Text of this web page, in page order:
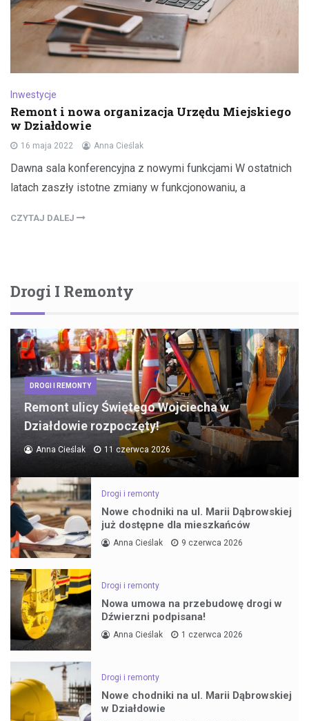
Inwestycje
Remont i nowa organizacja Urzędu Miejskiego
w Działdowie
16 maja 2022 Anna Cieślak
Dawna sala konferencyjna z nowymi funkcjami W ostatnich
latach zaszły istotne zmiany w funkcjonowaniu, a
CZYTAJ DALEJ
Drogi I Remonty
DROGI I REMONTY
Remont ulicy Świętego Wojciecha w
Działdowie rozpoczęty!
Anna Cieślak 11 czerwca 2026
Drogi i remonty
Nowe chodniki na ul. Marii Dąbrowskiej
już dostępne dla mieszkańców
Anna Cieślak 9 czerwca 2026
Drogi i remonty
Nowa umowa na przebudowę drogi w
Dźwierzni podpisana!
Anna Cieślak 1 czerwca 2026
Drogi i remonty
Nowe chodniki na ul. Marii Dąbrowskiej
w Działdowie